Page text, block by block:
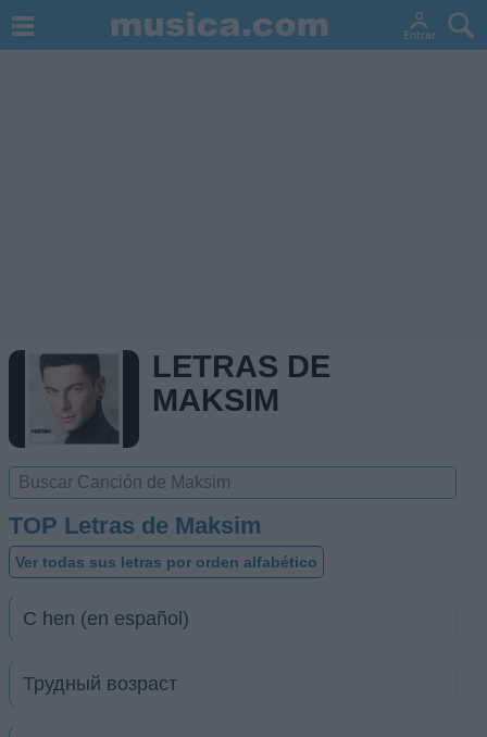
LETRAS DE
MAKSIM
TOP Letras de Maksim
Ver todas sus letras por orden alfabético
C hen (en español)
Трудный возраст